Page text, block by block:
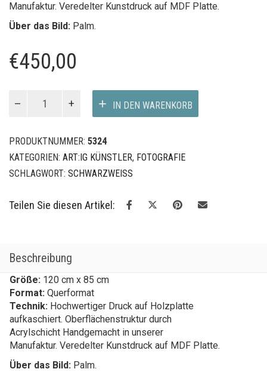
Manufaktur. Veredelter Kunstdruck auf MDF Platte.
Über das Bild: Palm.
€450,00
IN DEN WARENKORB
PRODUKTNUMMER: 5324
KATEGORIEN: ART:IG KÜNSTLER, FOTOGRAFIE
SCHLAGWORT: SCHWARZWEISS
Teilen Sie diesen Artikel:
Beschreibung
Größe: 120 cm x 85 cm
Format: Querformat
Technik: Hochwertiger Druck auf Holzplatte
aufkaschiert. Oberflächenstruktur durch
Acrylschicht Handgemacht in unserer
Manufaktur. Veredelter Kunstdruck auf MDF Platte.
Über das Bild: Palm.